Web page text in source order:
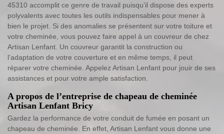
45310 accomplit ce genre de travail puisqu’il dispose des experts
polyvalents avec toutes les outils indispensables pour mener à
bien le projet. Si des anomalies se présentent sur votre toiture et
votre cheminée, vous pouvez faire appel à un couvreur de chez
Artisan Lenfant. Un couvreur garantit la construction ou
l’adaptation de votre couverture et en même temps, il peut
réparer votre cheminée. Appelez Artisan Lenfant pour jouir de ses
assistances et pour votre ample satisfaction.
A propos de l’entreprise de chapeau de cheminée
Artisan Lenfant Bricy
Gardez la performance de votre conduit de fumée en posant un
chapeau de cheminée. En effet, Artisan Lenfant vous donne une